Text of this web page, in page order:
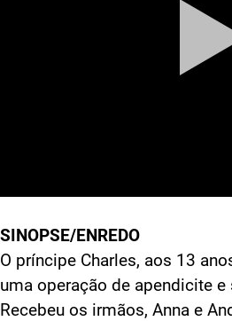
SINOPSE/ENREDO
O príncipe Charles, aos 13
uma operação de apendicite
Recebeu os irmãos, Anna e